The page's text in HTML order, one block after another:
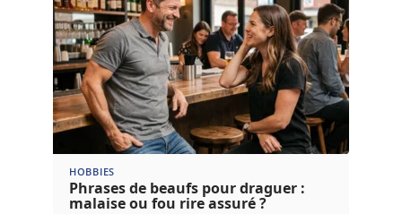
HOBBIES
Phrases de beaufs pour draguer :
malaise ou fou rire assuré ?